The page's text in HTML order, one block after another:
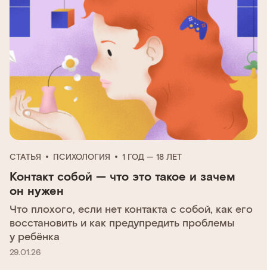
СТАТЬЯ ПСИХОЛОГИЯ 1 ГОД — 18 ЛЕТ
Контакт собой — что это такое и зачем
он нужен
Что плохого, если нет контакта с собой, как его
восстановить и как предупредить проблемы
у ребёнка
29.01.26